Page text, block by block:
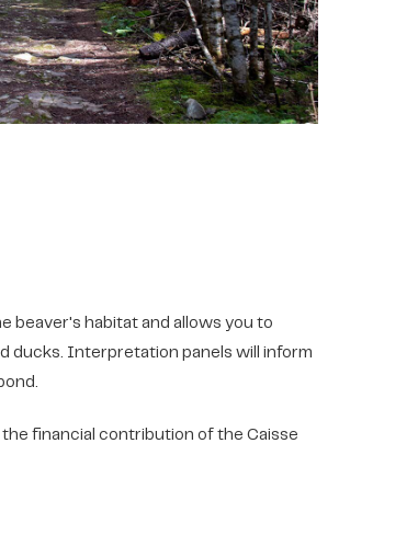
beaver's habitat and allows you to
ducks. Interpretation panels will inform
financial contribution of the Caisse